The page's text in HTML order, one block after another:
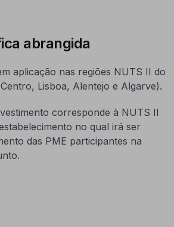
abrangida
aplicação nas regiões NUTS II do
Lisboa, Alentejo e Algarve).
corresponde à NUTS II
no qual irá ser
das PME participantes na